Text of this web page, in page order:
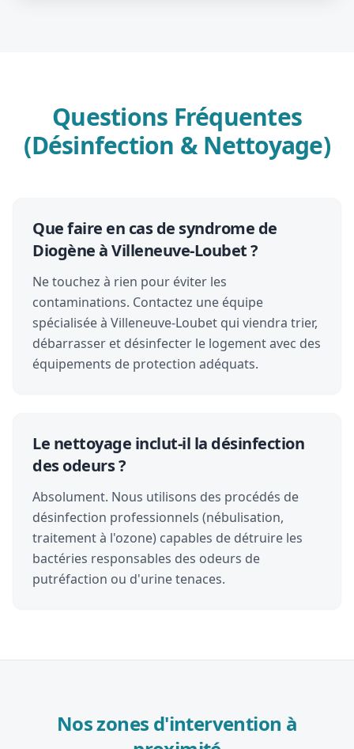
Questions Fréquentes
(Désinfection & Nettoyage)
Que faire en cas de syndrome de
Diogène à Villeneuve-Loubet ?
Ne touchez à rien pour éviter les
contaminations. Contactez une équipe
spécialisée à Villeneuve-Loubet qui viendra trier,
débarrasser et désinfecter le logement avec des
équipements de protection adéquats.
Le nettoyage inclut-il la désinfection
des odeurs ?
Absolument. Nous utilisons des procédés de
désinfection professionnels (nébulisation,
traitement à l'ozone) capables de détruire les
bactéries responsables des odeurs de
putréfaction ou d'urine tenaces.
Nos zones d'intervention à